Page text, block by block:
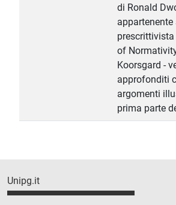
di Ronald
prescrittivista
of
Koorsgard -
approfonditi
argomenti
prima parte
Unipg.it